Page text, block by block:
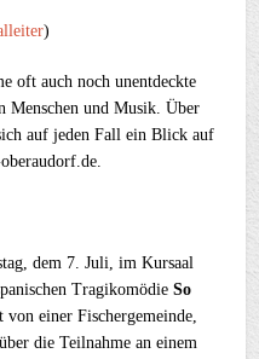
)
oft auch noch unentdeckte
Menschen und Musik. Über
auf jeden Fall ein Blick auf
dem 7. Juli, im Kursaal
TragikomödieSo
einer Fischergemeinde,
die Teilnahme an einem